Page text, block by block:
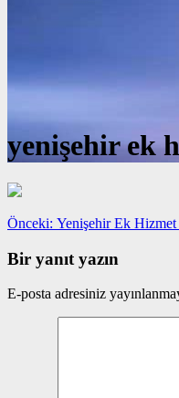
yenişehir ek
Yazı
gezinmesi
Önceki: Önceki
Yenişehir Ek Hizmet
Bir yanıt yazın
E-posta adresiniz